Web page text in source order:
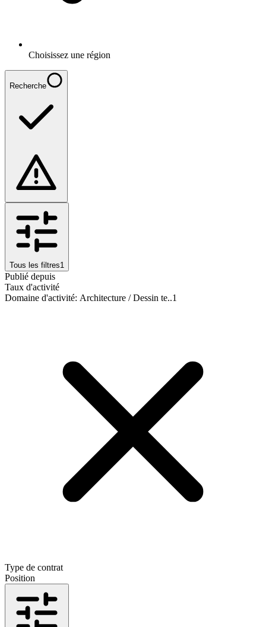
Choisissez une région
Recherche
Tous les filtres1
Publié depuis
Taux d'activité
Domaine d'activité: Architecture / Dessin te..1
Type de contrat
Position